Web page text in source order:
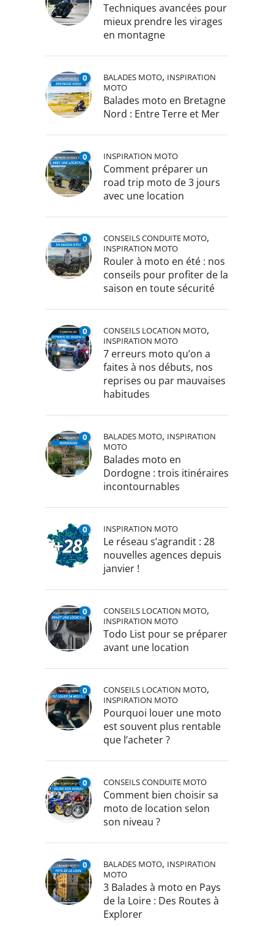
Techniques avancées pour
mieux prendre les virages
en montagne
0 BALADES MOTO, INSPIRATION
MOTO
Balades moto en Bretagne
Nord : Entre Terre et Mer
0 INSPIRATION MOTO
Comment préparer un
road trip moto de 3 jours
avec une location
0 CONSEILS CONDUITE MOTO,
INSPIRATION MOTO
Rouler à moto en été : nos
conseils pour profiter de la
saison en toute sécurité
0 CONSEILS LOCATION MOTO,
INSPIRATION MOTO
7 erreurs moto qu’on a
faites à nos débuts, nos
reprises ou par mauvaises
habitudes
0 BALADES MOTO, INSPIRATION
MOTO
Balades moto en
Dordogne : trois itinéraires
incontournables
0 INSPIRATION MOTO
Le réseau s’agrandit : 28
nouvelles agences depuis
janvier !
0 CONSEILS LOCATION MOTO,
INSPIRATION MOTO
Todo List pour se préparer
avant une location
0 CONSEILS LOCATION MOTO,
INSPIRATION MOTO
Pourquoi louer une moto
est souvent plus rentable
que l’acheter ?
0 CONSEILS CONDUITE MOTO
Comment bien choisir sa
moto de location selon
son niveau ?
0 BALADES MOTO, INSPIRATION
MOTO
3 Balades à moto en Pays
de la Loire : Des Routes à
Explorer